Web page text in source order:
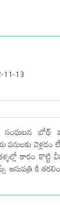
13
సంఘటన
పనులకు
కారం
ఆసుపత్రి కి